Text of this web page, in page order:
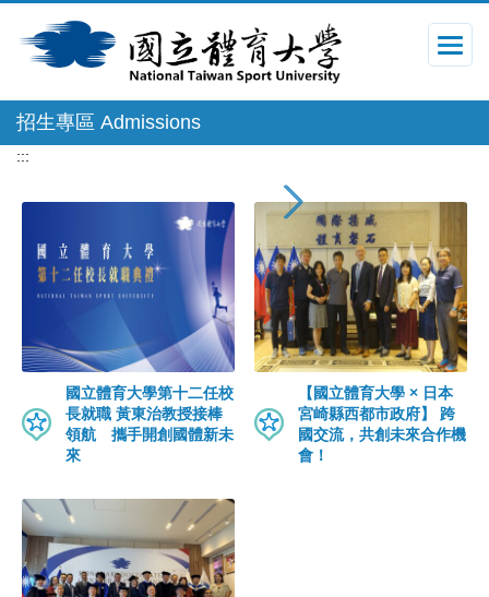
到
容
區
招生專區 Admissions
:::
國立體育大學第十二任校
長就職 黃東治教授接棒
領航 攜手開創國體新未
來
【國立體育大學 × 日本
宮崎縣西都市政府】 跨
國交流，共創未來合作機
會！